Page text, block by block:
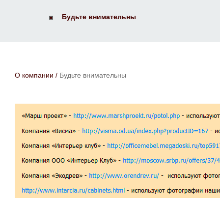
Будьте внимательны
О компании / Будьте внимательны